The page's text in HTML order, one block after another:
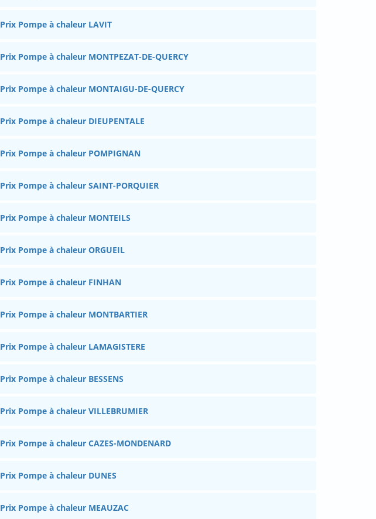
Prix Pompe à chaleur LAVIT
Prix Pompe à chaleur MONTPEZAT-DE-QUERCY
Prix Pompe à chaleur MONTAIGU-DE-QUERCY
Prix Pompe à chaleur DIEUPENTALE
Prix Pompe à chaleur POMPIGNAN
Prix Pompe à chaleur SAINT-PORQUIER
Prix Pompe à chaleur MONTEILS
Prix Pompe à chaleur ORGUEIL
Prix Pompe à chaleur FINHAN
Prix Pompe à chaleur MONTBARTIER
Prix Pompe à chaleur LAMAGISTERE
Prix Pompe à chaleur BESSENS
Prix Pompe à chaleur VILLEBRUMIER
Prix Pompe à chaleur CAZES-MONDENARD
Prix Pompe à chaleur DUNES
Prix Pompe à chaleur MEAUZAC